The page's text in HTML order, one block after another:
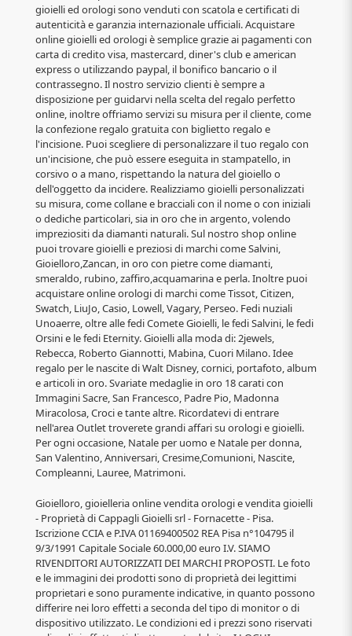
gioielli ed orologi sono venduti con scatola e certificati di
autenticità e garanzia internazionale ufficiali. Acquistare
online gioielli ed orologi è semplice grazie ai pagamenti con
carta di credito visa, mastercard, diner's club e american
express o utilizzando paypal, il bonifico bancario o il
contrassegno. Il nostro servizio clienti è sempre a
disposizione per guidarvi nella scelta del regalo perfetto
online, inoltre offriamo servizi su misura per il cliente, come
la confezione regalo gratuita con biglietto regalo e
l'incisione. Puoi scegliere di personalizzare il tuo regalo con
un'incisione, che può essere eseguita in stampatello, in
corsivo o a mano, rispettando la natura del gioiello o
dell'oggetto da incidere. Realizziamo gioielli personalizzati
su misura, come collane e bracciali con il nome o con iniziali
o dediche particolari, sia in oro che in argento, volendo
impreziositi da diamanti naturali. Sul nostro shop online
puoi trovare gioielli e preziosi di marchi come Salvini,
Gioielloro,Zancan, in oro con pietre come diamanti,
smeraldo, rubino, zaffiro,acquamarina e perla. Inoltre puoi
acquistare online orologi di marchi come Tissot, Citizen,
Swatch, LiuJo, Casio, Lowell, Vagary, Perseo. Fedi nuziali
Unoaerre, oltre alle fedi Comete Gioielli, le fedi Salvini, le fedi
Orsini e le fedi Eternity. Gioielli alla moda di: 2jewels,
Rebecca, Roberto Giannotti, Mabina, Cuori Milano. Idee
regalo per le nascite di Walt Disney, cornici, portafoto, album
e articoli in oro. Svariate medaglie in oro 18 carati con
Immagini Sacre, San Francesco, Padre Pio, Madonna
Miracolosa, Croci e tante altre. Ricordatevi di entrare
nell'area Outlet troverete grandi affari su orologi e gioielli.
Per ogni occasione, Natale per uomo e Natale per donna,
San Valentino, Anniversari, Cresime,Comunioni, Nascite,
Compleanni, Lauree, Matrimoni.
Gioielloro, gioielleria online vendita orologi e vendita gioielli
- Proprietà di Cappagli Gioielli srl - Fornacette - Pisa.
Iscrizione CCIA e P.IVA 01169400502 REA Pisa n°104795 il
9/3/1991 Capitale Sociale 60.000,00 euro I.V. SIAMO
RIVENDITORI AUTORIZZATI DEI MARCHI PROPOSTI. Le foto
e le immagini dei prodotti sono di proprietà dei legittimi
proprietari e sono puramente indicative, in quanto possono
differire nei loro effetti a seconda del tipo di monitor o di
dispositivo utilizzato. Le condizioni ed i prezzi sono riservati